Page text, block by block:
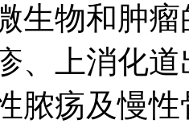
生物和肿
、上消化
脓疡及慢